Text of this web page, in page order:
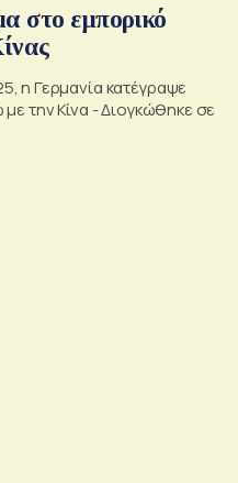
στο εμπορικό
η Γερμανία κατέγραψε
την Κίνα - Διογκώθηκε σε